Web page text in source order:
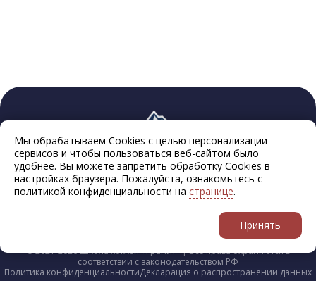
© 2021-2026 Школа хоккея «Гранит» | Все права охраняются в
соответствии с законодательством РФ
Политика конфиденциальностиДекларация о распространении данных
Мы обрабатываем Cookies с целью персонализации
сервисов и чтобы пользоваться веб-сайтом было
удобнее. Вы можете запретить обработку Cookies в
настройках браузера. Пожалуйста, ознакомьтесь с
политикой конфиденциальности на странице.
Принять